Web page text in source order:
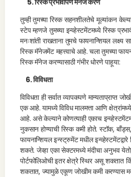
5. रिस्क प्रभावीपणे मॅनेज करणे
तुम्ही तुमच्या रिस्क सहनशीलतेचे मूल्यांकन
स्टेप म्हणजे तुमच्या इन्व्हेस्टमेंटमध्ये रिस्क
मनःशांती राखताना तुमचे फायनान्शियल लक्ष्य
रिस्क मॅनेजमेंट महत्त्वाचे आहे. चला तुमच्या
रिस्क मॅनेज करण्यासाठी गंभीर धोरणे पाहूया:
6. विविधता
विविधता ही सर्वात व्यापकपणे मान्यताप्राप्त
एक आहे. यामध्ये विविध मालमत्ता आणि
आहे. असे केल्याने कोणत्याही एकाच
नुकसान होण्याची रिस्क कमी होते. स्टॉक,
फायनान्शियल इन्स्ट्रुमेंट मधील इन्व्हेस्टमेंटद्वारे
शकते. जेव्हा एका सेक्टरमध्ये मंदीचा अनुभव
पोर्टफोलिओची इतर क्षेत्रे स्थिर असू शकतात
शकतात, ज्यामुळे एकूण जोखीम कमी करण्यास